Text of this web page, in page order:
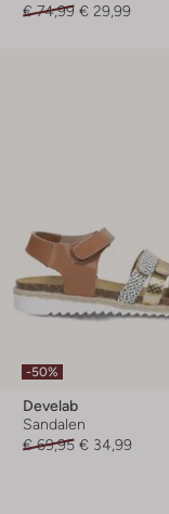
€ 74,99 € 29,99
-50%
Develab
Sandalen
€ 69,95 € 34,99